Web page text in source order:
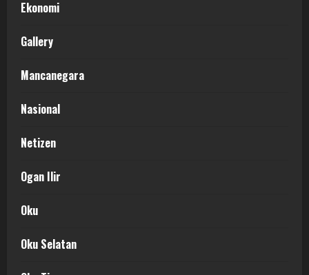
Ekonomi
Gallery
Mancanegara
Nasional
Netizen
Ogan Ilir
Oku
Oku Selatan